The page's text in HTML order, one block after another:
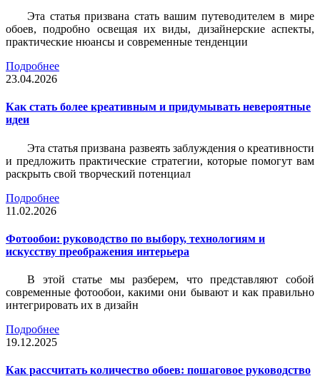
Эта статья призвана стать вашим путеводителем в мире
обоев, подробно освещая их виды, дизайнерские аспекты,
практические нюансы и современные тенденции
Подробнее
23.04.2026
Как стать более креативным и придумывать невероятные
идеи
Эта статья призвана развеять заблуждения о креативности
и предложить практические стратегии, которые помогут вам
раскрыть свой творческий потенциал
Подробнее
11.02.2026
Фотообои: руководство по выбору, технологиям и
искусству преображения интерьера
В этой статье мы разберем, что представляют собой
современные фотообои, какими они бывают и как правильно
интегрировать их в дизайн
Подробнее
19.12.2025
Как рассчитать количество обоев: пошаговое руководство